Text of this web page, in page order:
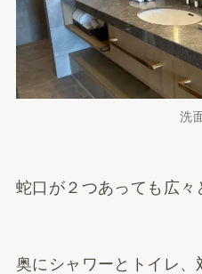
洗
蛇口が２つあっても広々
奥にシャワーとトイレ、